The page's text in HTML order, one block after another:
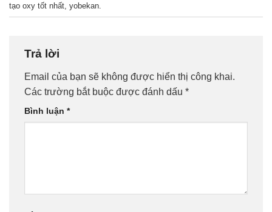
tạo oxy tốt nhất yobekan
Trả lời
Email của bạn sẽ không được hiển thị công khai.
Các trường bắt buộc được đánh dấu *
Bình luận *